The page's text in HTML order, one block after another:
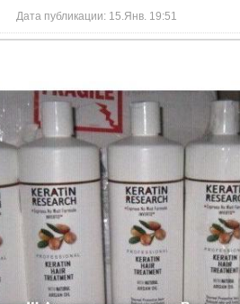
Дата публикации: 15.Янв. 19:51